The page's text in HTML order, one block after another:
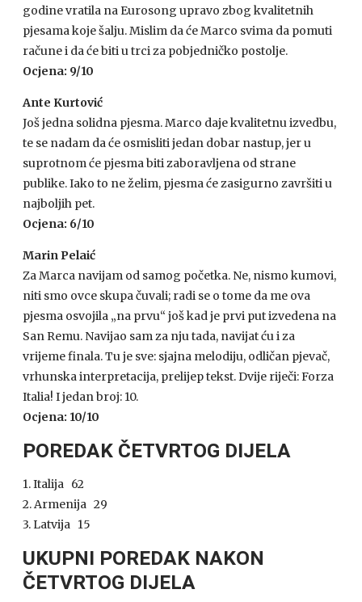
godine vratila na Eurosong upravo zbog kvalitetnih
pjesama koje šalju. Mislim da će Marco svima da pomuti
račune i da će biti u trci za pobjedničko postolje.
Ocjena: 9/10
Ante Kurtović
Još jedna solidna pjesma. Marco daje kvalitetnu izvedbu,
te se nadam da će osmisliti jedan dobar nastup, jer u
suprotnom će pjesma biti zaboravljena od strane
publike. Iako to ne želim, pjesma će zasigurno završiti u
najboljih pet.
Ocjena: 6/10
Marin Pelaić
Za Marca navijam od samog početka. Ne, nismo kumovi,
niti smo ovce skupa čuvali; radi se o tome da me ova
pjesma osvojila „na prvu“ još kad je prvi put izvedena na
San Remu. Navijao sam za nju tada, navijat ću i za
vrijeme finala. Tu je sve: sjajna melodiju, odličan pjevač,
vrhunska interpretacija, prelijep tekst. Dvije riječi: Forza
Italia! I jedan broj: 10.
Ocjena: 10/10
POREDAK ČETVRTOG DIJELA
1. Italija 62
2. Armenija 29
3. Latvija 15
UKUPNI POREDAK NAKON
ČETVRTOG DIJELA